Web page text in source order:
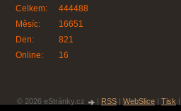
Online: 16
Celkem:
444488
Měsíc:
16651
Den:
821
© 2026 eStránky.cz RSS WebSlice Tisk